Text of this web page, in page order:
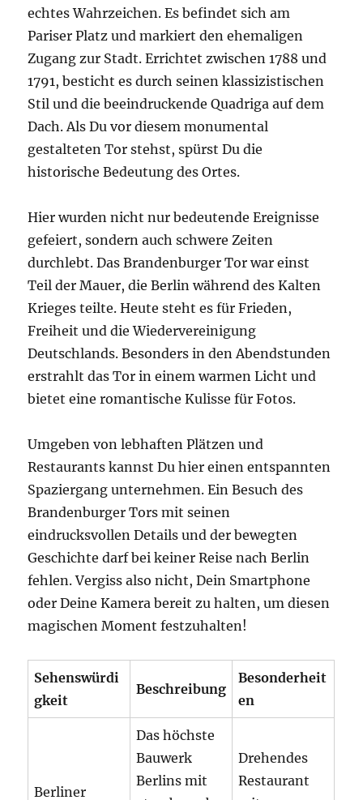
echtes Wahrzeichen. Es befindet sich am
Pariser Platz und markiert den ehemaligen
Zugang zur Stadt. Errichtet zwischen 1788 und
1791, besticht es durch seinen klassizistischen
Stil und die beeindruckende Quadriga auf dem
Dach. Als Du vor diesem monumental
gestalteten Tor stehst, spürst Du die
historische Bedeutung des Ortes.
Hier wurden nicht nur bedeutende Ereignisse
gefeiert, sondern auch schwere Zeiten
durchlebt. Das Brandenburger Tor war einst
Teil der Mauer, die Berlin während des Kalten
Krieges teilte. Heute steht es für Frieden,
Freiheit und die Wiedervereinigung
Deutschlands. Besonders in den Abendstunden
erstrahlt das Tor in einem warmen Licht und
bietet eine romantische Kulisse für Fotos.
Umgeben von lebhaften Plätzen und
Restaurants kannst Du hier einen entspannten
Spaziergang unternehmen. Ein Besuch des
Brandenburger Tors mit seinen
eindrucksvollen Details und der bewegten
Geschichte darf bei keiner Reise nach Berlin
fehlen. Vergiss also nicht, Dein Smartphone
oder Deine Kamera bereit zu halten, um diesen
magischen Moment festzuhalten!
Sehenswürdi
gkeit
Beschreibung
Besonderheit
en
Berliner
Das höchste
Bauwerk
Berlins mit
Drehendes
Restaurant